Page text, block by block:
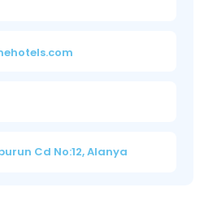
Cd No:12, Alanya